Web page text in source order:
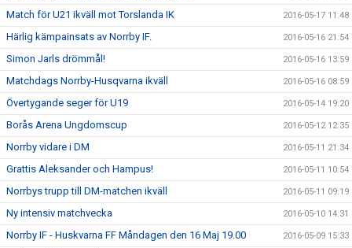
Match för U21 ikväll mot Torslanda IK 2016-05-17 11:48
Härlig kämpainsats av Norrby IF. 2016-05-16 21:54
Simon Jarls drömmål! 2016-05-16 13:59
Matchdags Norrby-Husqvarna ikväll 2016-05-16 08:59
Övertygande seger för U19 2016-05-14 19:20
Borås Arena Ungdomscup 2016-05-12 12:35
Norrby vidare i DM 2016-05-11 21:34
Grattis Aleksander och Hampus! 2016-05-11 10:54
Norrbys trupp till DM-matchen ikväll 2016-05-11 09:19
Ny intensiv matchvecka 2016-05-10 14:31
Norrby IF - Huskvarna FF Måndagen den 16 Maj 19.00 2016-05-09 15:33